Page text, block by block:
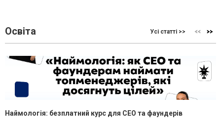
Освіта Усі статті >>
Наймологія: безплатний курс для CEO та фаундерів